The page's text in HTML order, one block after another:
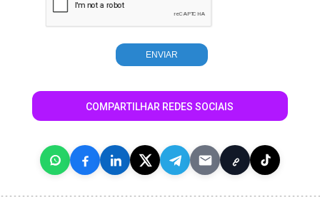
COMPARTILHAR REDES SOCIAIS